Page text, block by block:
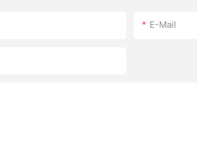
E-Mail